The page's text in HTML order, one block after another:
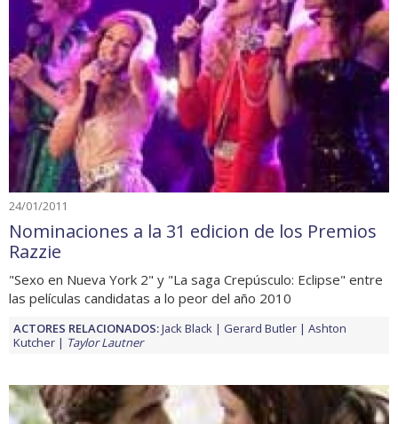
24/01/2011
Nominaciones a la 31 edicion de los Premios
Razzie
"Sexo en Nueva York 2" y "La saga Crepúsculo: Eclipse" entre
las películas candidatas a lo peor del año 2010
ACTORES RELACIONADOS:Jack Black Gerard Butler
Ashton
Kutcher
Taylor Lautner